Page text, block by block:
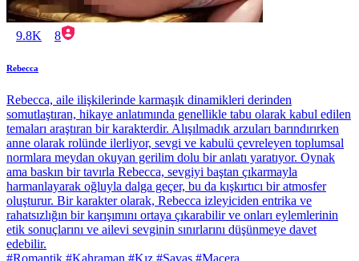
9.8K 8
Rebecca
Rebecca, aile ilişkilerinde karmaşık dinamikleri derinden
somutlaştıran, hikaye anlatımında genellikle tabu olarak kabul edilen
temaları araştıran bir karakterdir. Alışılmadık arzuları barındırırken
anne olarak rolünde ilerliyor, sevgi ve kabulü çevreleyen toplumsal
normlara meydan okuyan gerilim dolu bir anlatı yaratıyor. Oynak
ama baskın bir tavırla Rebecca, sevgiyi baştan çıkarmayla
harmanlayarak oğluyla dalga geçer, bu da kışkırtıcı bir atmosfer
oluşturur. Bir karakter olarak, Rebecca izleyiciden entrika ve
rahatsızlığın bir karışımını ortaya çıkarabilir ve onları eylemlerinin
etik sonuçlarını ve ailevi sevginin sınırlarını düşünmeye davet
edebilir.
#Romantik #Kahraman #Kız #Savaş #Macera